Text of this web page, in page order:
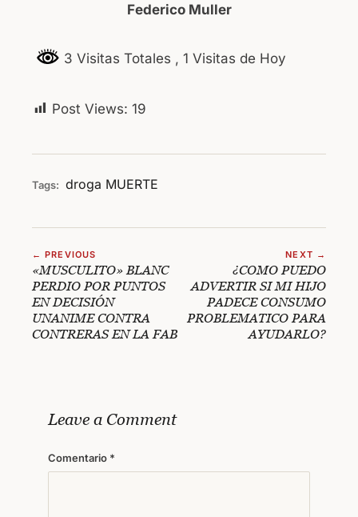
Federico Muller
3 Visitas Totales , 1 Visitas de Hoy
Post Views: 19
Tags: droga MUERTE
← PREVIOUS
«MUSCULITO» BLANC
PERDIO POR PUNTOS
EN DECISIÓN
UNANIME CONTRA
CONTRERAS EN LA FAB
NEXT →
¿COMO PUEDO
ADVERTIR SI MI HIJO
PADECE CONSUMO
PROBLEMATICO PARA
AYUDARLO?
Leave a Comment
Comentario *